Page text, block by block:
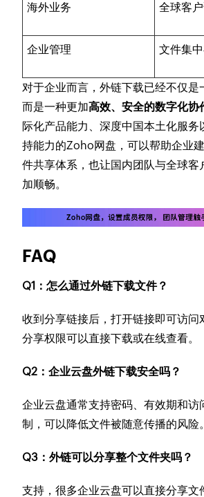
海外业务 全球客
企业管理 文件集
对于企业而言，外链下载已经不仅是
而是一种更加高效、安全的数字化协
际化产品能力、深度中国本土化服务
持能力的Zoho网盘，可以帮助企业
件共享体系，也让国内团队与全球客
加顺畅。
FAQ
Q1：怎么通过外链下载文件？
收到分享链接后，打开链接即可访问
分享权限可以直接下载或在线查看。
Q2：企业云盘外链下载安全吗？
企业云盘通常支持密码、有效期和访
制，可以降低文件被随意传播的风险。
Q3：外链可以分享整个文件夹吗？
支持，很多企业云盘可以直接分享文